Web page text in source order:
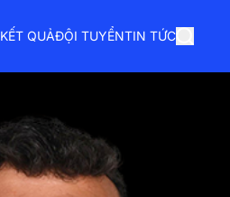
KẾT QUẢĐỘI TUYỂNTIN TỨC